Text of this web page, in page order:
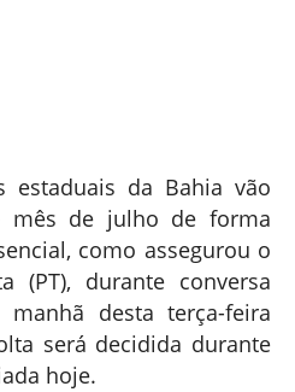
estaduais da Bahia vão
mês de julho de forma
como assegurou o
(PT), durante conversa
desta terça-feira
será decidida durante
hoje.